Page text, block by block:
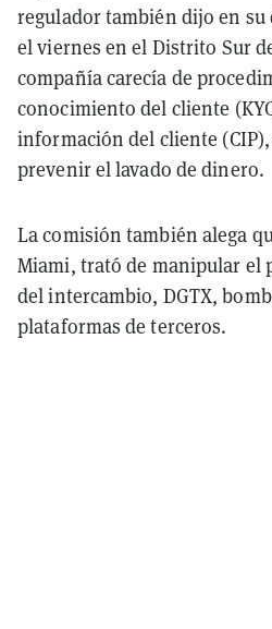
regulador también dijo en su
el viernes en el Distrito Sur
compañía carecía de
conocimiento del cliente
información del cliente
prevenir el lavado de dinero.
La comisión también alega
Miami, trató de manipular el
del intercambio, DGTX,
plataformas de terceros.